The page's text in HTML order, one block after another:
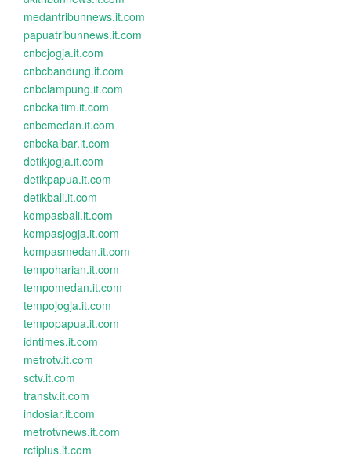
medantribunnews.it.com
papuatribunnews.it.com
cnbcjogja.it.com
cnbcbandung.it.com
cnbclampung.it.com
cnbckaltim.it.com
cnbcmedan.it.com
cnbckalbar.it.com
detikjogja.it.com
detikpapua.it.com
detikbali.it.com
kompasbali.it.com
kompasjogja.it.com
kompasmedan.it.com
tempoharian.it.com
tempomedan.it.com
tempojogja.it.com
tempopapua.it.com
idntimes.it.com
metrotv.it.com
sctv.it.com
transtv.it.com
indosiar.it.com
metrotvnews.it.com
rctiplus.it.com